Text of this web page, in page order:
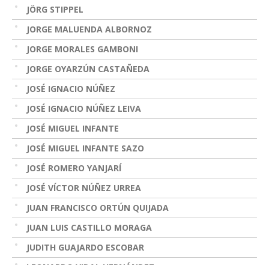
JÖRG STIPPEL
JORGE MALUENDA ALBORNOZ
JORGE MORALES GAMBONI
JORGE OYARZÚN CASTAÑEDA
JOSÉ IGNACIO NÚÑEZ
JOSÉ IGNACIO NÚÑEZ LEIVA
JOSÉ MIGUEL INFANTE
JOSÉ MIGUEL INFANTE SAZO
JOSÉ ROMERO YANJARÍ
JOSÉ VÍCTOR NÚÑEZ URREA
JUAN FRANCISCO ORTÚN QUIJADA
JUAN LUIS CASTILLO MORAGA
JUDITH GUAJARDO ESCOBAR